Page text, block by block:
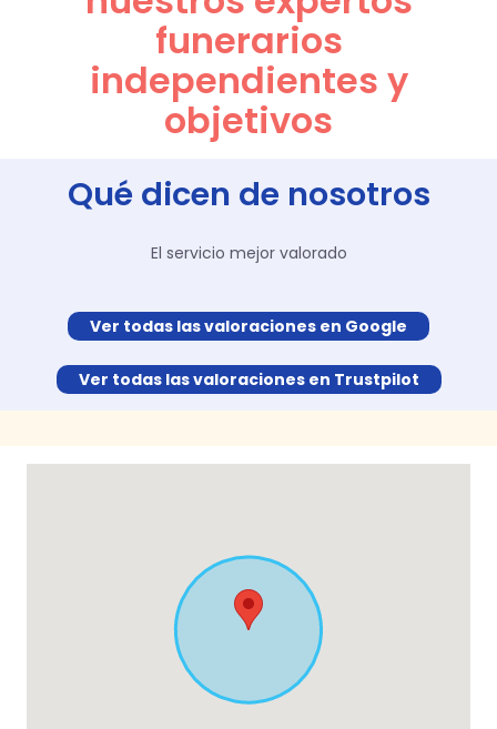
funerarios
independientes y
objetivos
Qué dicen de nosotros
El servicio mejor valorado
Ver todas las valoraciones en Google
Ver todas las valoraciones en Trustpilot